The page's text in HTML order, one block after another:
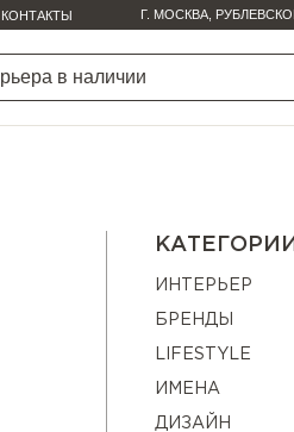
КОНТАКТЫ Г. МОСКВА,
КАТЕГОРИИ
ИНТЕРЬЕР
БРЕНДЫ
LIFESTYLE
ИМЕНА
ДИЗАЙН